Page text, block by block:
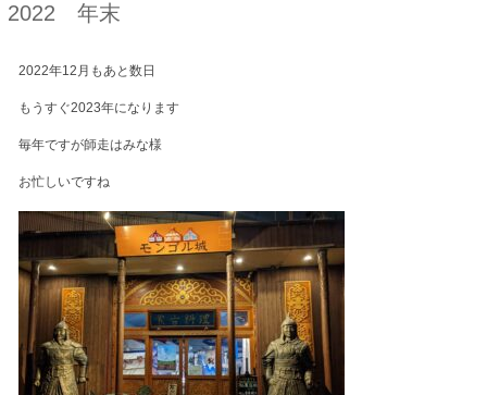
2022 年末
2022年12月もあと数日
もうすぐ2023年になります
毎年ですが師走はみな様
お忙しいですね